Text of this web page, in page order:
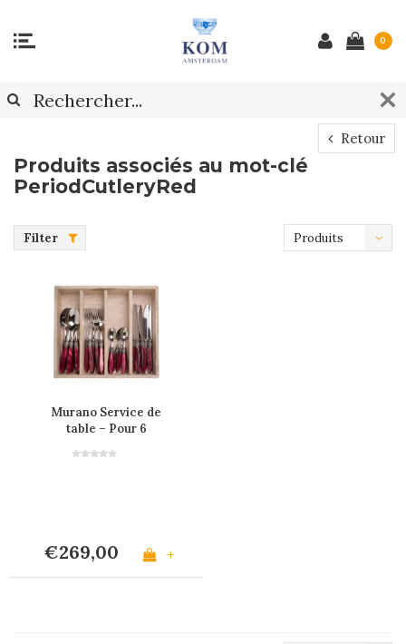
0
Retour
Produits associés au mot-clé
PeriodCutleryRed
Filter
Produits
Murano Service de
table – Pour 6
€269,00 +